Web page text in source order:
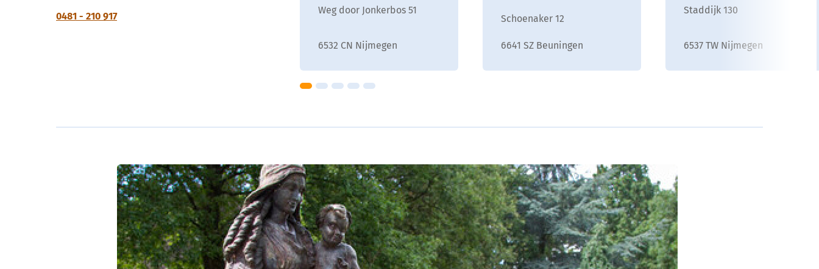
0481 - 210 917
Weg door Jonkerbos 51
6532 CN Nijmegen
Schoenaker 12
6641 SZ Beuningen
Staddijk 130
6537 TW Nijmegen